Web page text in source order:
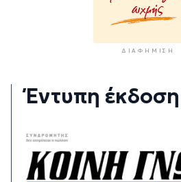
ΔΙΑΦΉΜΙΣΗ
Έντυπη έκδοση